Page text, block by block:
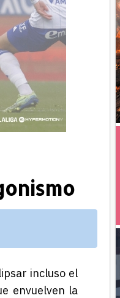
incluso el
envuelven la